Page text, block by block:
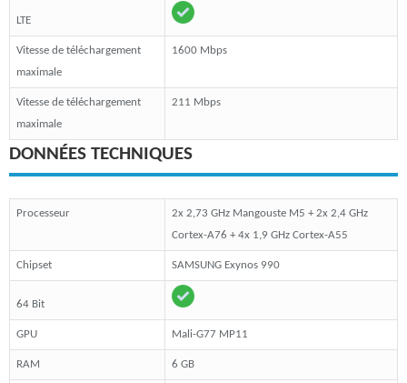
LTE
Vitesse de téléchargement
maximale
1600 Mbps
Vitesse de téléchargement
maximale
211 Mbps
DONNÉES TECHNIQUES
Processeur
2x 2,73 GHz Mangouste M5 + 2x 2,4 GHz
Cortex-A76 + 4x 1,9 GHz Cortex-A55
Chipset SAMSUNG Exynos 990
64 Bit
GPU Mali-G77 MP11
RAM 6 GB